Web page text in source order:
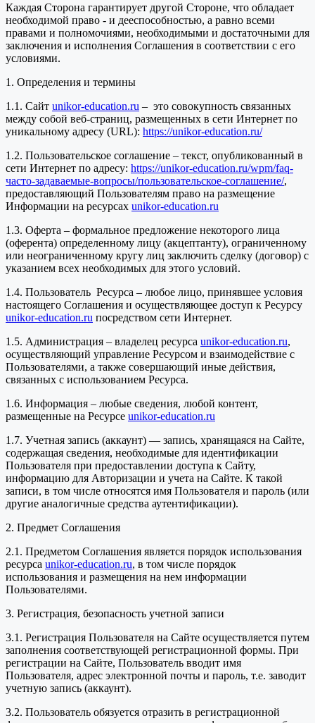
Каждая Сторона гарантирует другой Стороне, что обладает
необходимой право - и дееспособностью, а равно всеми
правами и полномочиями, необходимыми и достаточными для
заключения и исполнения Соглашения в соответствии с его
условиями.
1. Определения и термины
1.1. Сайт unikor-education.ru – это совокупность связанных
между собой веб-страниц, размещенных в сети Интернет по
уникальному адресу (URL): https://unikor-education.ru/
1.2. Пользовательское соглашение – текст, опубликованный в
сети Интернет по адресу: https://unikor-education.ru/wpm/faq-
часто-задаваемые-вопросы/пользовательское-соглашение/,
предоставляющий Пользователям право на размещение
Информации на ресурсах unikor-education.ru
1.3. Оферта – формальное предложение некоторого лица
(оферента) определенному лицу (акцептанту), ограниченному
или неограниченному кругу лиц заключить сделку (договор) с
указанием всех необходимых для этого условий.
1.4. Пользователь Ресурса – любое лицо, принявшее условия
настоящего Соглашения и осуществляющее доступ к Ресурсу
unikor-education.ru посредством сети Интернет.
1.5. Администрация – владелец ресурса unikor-education.ru,
осуществляющий управление Ресурсом и взаимодействие с
Пользователями, а также совершающий иные действия,
связанных с использованием Ресурса.
1.6. Информация – любые сведения, любой контент,
размещенные на Ресурсе unikor-education.ru
1.7. Учетная запись (аккаунт) — запись, хранящаяся на Сайте,
содержащая сведения, необходимые для идентификации
Пользователя при предоставлении доступа к Сайту,
информацию для Авторизации и учета на Сайте. К такой
записи, в том числе относятся имя Пользователя и пароль (или
другие аналогичные средства аутентификации).
2. Предмет Соглашения
2.1. Предметом Соглашения является порядок использования
ресурса unikor-education.ru, в том числе порядок
использования и размещения на нем информации
Пользователями.
3. Регистрация, безопасность учетной записи
3.1. Регистрация Пользователя на Сайте осуществляется путем
заполнения соответствующей регистрационной формы. При
регистрации на Сайте, Пользователь вводит имя
Пользователя, адрес электронной почты и пароль, т.е. заводит
учетную запись (аккаунт).
3.2. Пользователь обязуется отразить в регистрационной